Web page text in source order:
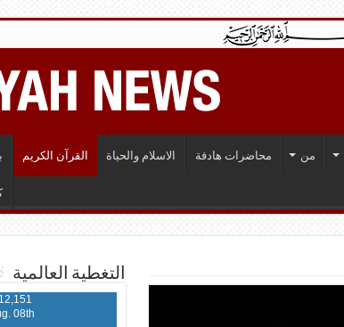
من محاضرات هادفة الاسلام والحياة القرآن الكريم
التغطية العالمية
12,151 Pageviews
08th